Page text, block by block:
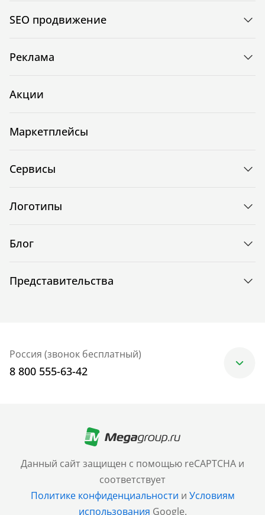
Данный сайт защищен с помощью reCAPTCHA и
соответствует
Политике конфиденциальности и Условиям
использования Google.
SEO продвижение
Реклама
Акции
Маркетплейсы
Сервисы
Логотипы
Блог
Представительства
Россия (звонок бесплатный)
8 800 555-63-42
+7 (499) 705-30-10
Санкт-Петербург
+7 (812) 600-77-33
Барнаул